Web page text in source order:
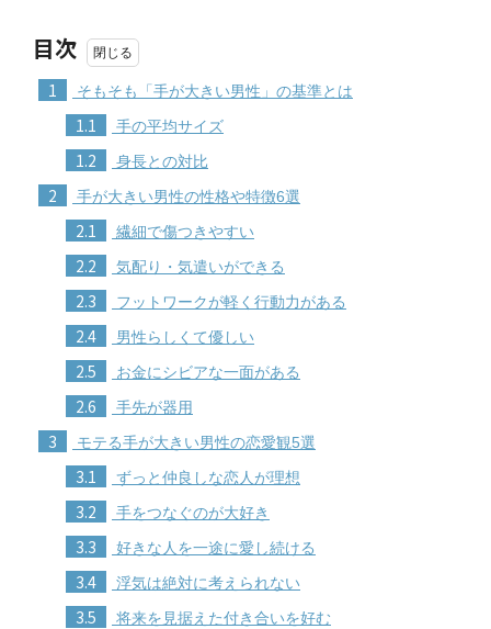
目次
1 そもそも「手が大きい男性」の基準とは
1.1 手の平均サイズ
1.2 身長との対比
2 手が大きい男性の性格や特徴6選
2.1 繊細で傷つきやすい
2.2 気配り・気遣いができる
2.3 フットワークが軽く行動力がある
2.4 男性らしくて優しい
2.5 お金にシビアな一面がある
2.6 手先が器用
3 モテる手が大きい男性の恋愛観5選
3.1 ずっと仲良しな恋人が理想
3.2 手をつなぐのが大好き
3.3 好きな人を一途に愛し続ける
3.4 浮気は絶対に考えられない
3.5 将来を見据えた付き合いを好む